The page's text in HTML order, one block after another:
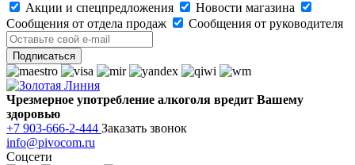
Акции и спецпредложения
Новости магазина
Сообщения от отдела продаж
Сообщения от руководителя
Чрезмерное употребление алкоголя вредит Вашему
здоровью
+7 903-666-2-444 Заказать звонок
info@pivocom.ru
Соцсети